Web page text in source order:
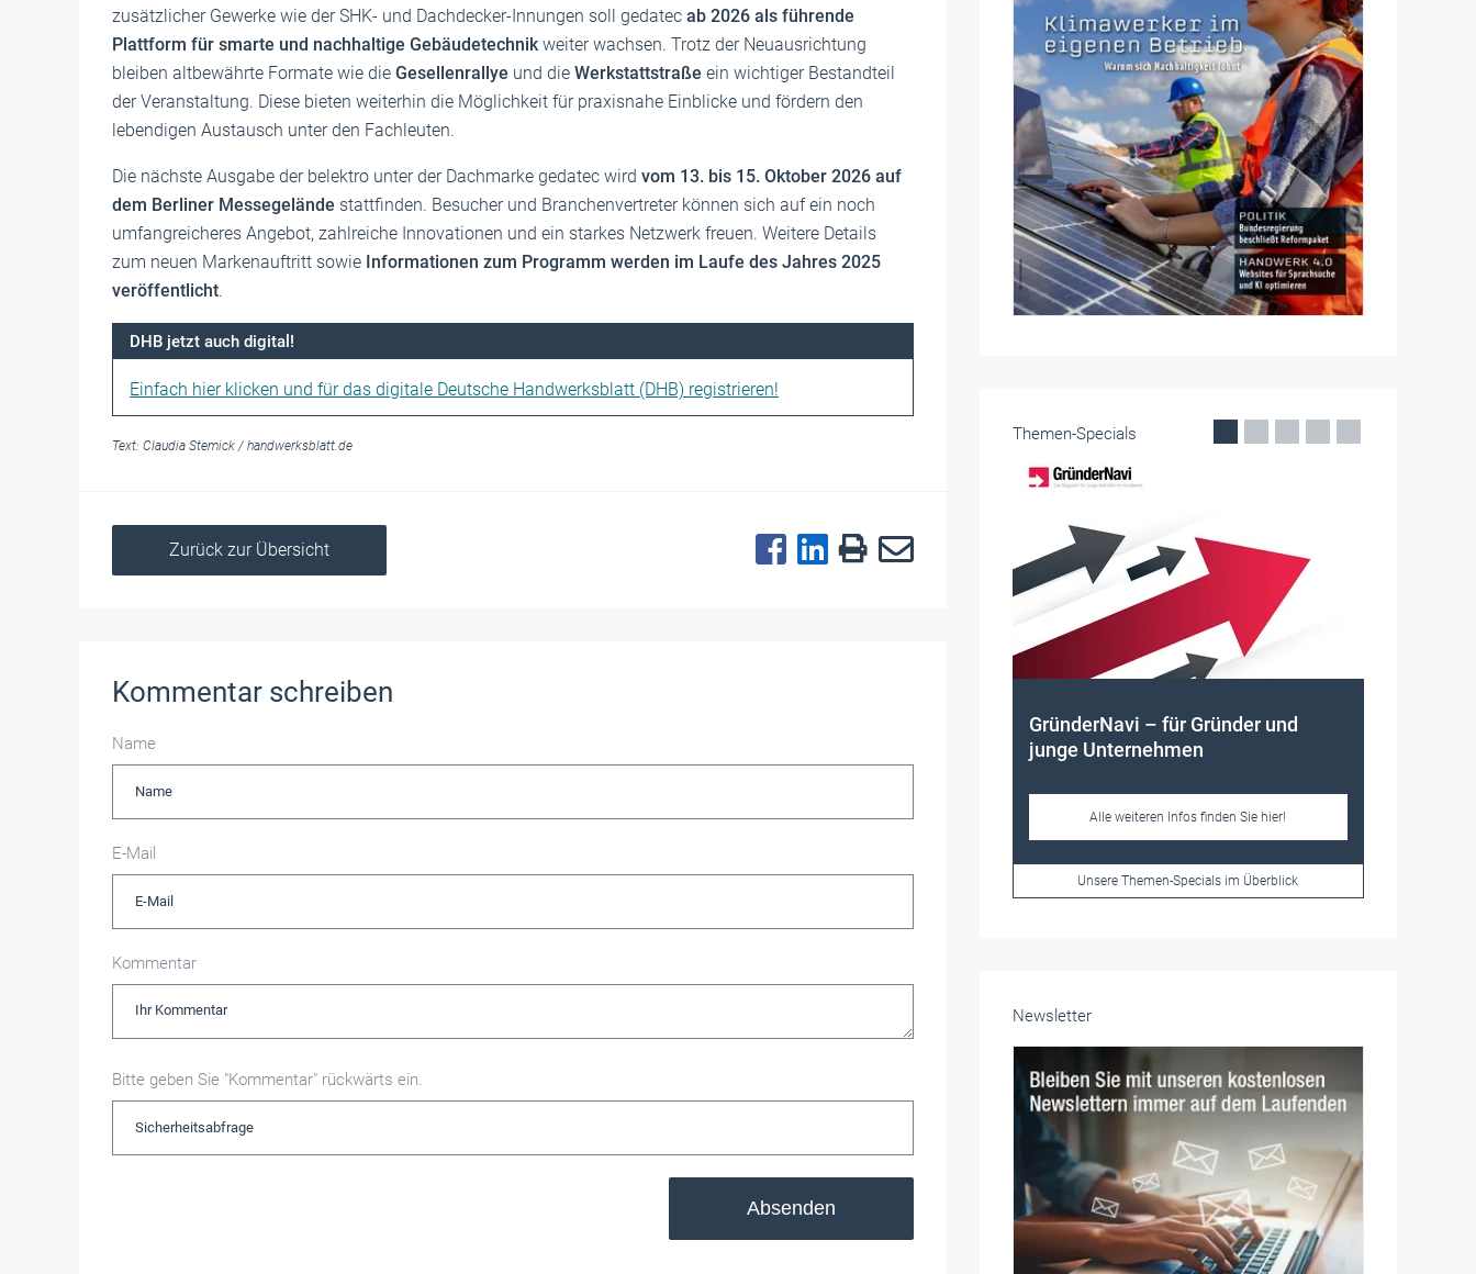
zusätzlicher Gewerke wie der SHK- und Dachdecker-Innungen soll gedatec ab 2026 als führende
Plattform für smarte und nachhaltige Gebäudetechnikweiter wachsen. Trotz der Neuausrichtung
bleiben altbewährte Formate wie die Gesellenrallye und die Werkstattstraße ein wichtiger Bestandteil
der Veranstaltung. Diese bieten weiterhin die Möglichkeit für praxisnahe Einblicke und fördern den
lebendigen Austausch unter den Fachleuten.
Die nächste Ausgabe der belektro unter der Dachmarke gedatec wird vom 13. bis 15. Oktober 2026 auf
dem Berliner Messegelände stattfinden. Besucher und Branchenvertreter können sich auf ein noch
umfangreicheres Angebot, zahlreiche Innovationen und ein starkes Netzwerk freuen. Weitere Details
zum neuen Markenauftritt sowie Informationen zum Programm werden im Laufe des Jahres 2025
veröffentlicht.
DHB jetzt auch digital!
Einfach hier klicken und für das digitale Deutsche Handwerksblatt (DHB) registrieren!
Text: Claudia Stemick / handwerksblatt.de
Zurück zur Übersicht
Kommentar schreiben
Name
E-Mail
Kommentar
Bitte geben Sie "Kommentar" rückwärts ein.
Absenden
Frauen im Handwerk
Newsletter